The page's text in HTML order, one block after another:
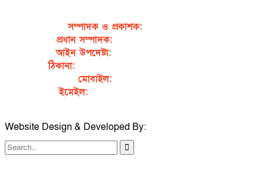
সম্পাদক ও প্রকাশক:জেবুন্নেছা জেসি
প্রধান সম্পাদক:
আইন উপদেষ্টা:এডভোকেট নাসরিন আক্তার
ঠিকানা:গর্জনখোলা, চকবাজার, কুমিল্লা – ৩৫০০
মোবাইল:
ইমেইল:sahabibcomilla@gmail.com
Website Design & Developed By: